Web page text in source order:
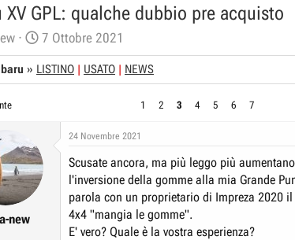
XV GPL: qualche dubbio pre acquisto
D
a
t
n
7 Ottobre 2021
» LISTINO USATO NEWS
1 2 3 4 5 6 7
new
24 Novembre 2021
Scusate ancora, ma più leggo più
l'inversione della gomme alla mia Grande
parola con un proprietario di Impreza 2020
4x4 "mangia le gomme".
E' vero? Quale è la vostra esperienza?